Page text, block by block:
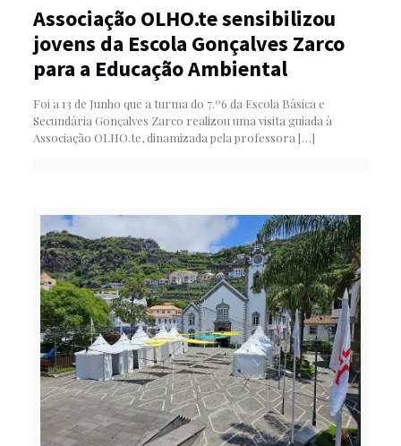
Associação OLHO.te sensibilizou
jovens da Escola Gonçalves Zarco
para a Educação Ambiental
Foi a 13 de Junho que a turma do 7.º6 da Escola Básica e
Secundária Gonçalves Zarco realizou uma visita guiada à
Associação OLHO.te, dinamizada pela professora[…]